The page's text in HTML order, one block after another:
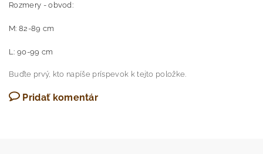
Rozmery - obvod:
M: 82-89 cm
L: 90-99 cm
Buďte prvý, kto napíše príspevok k tejto položke.
Pridať komentár